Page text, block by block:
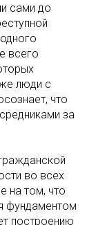
сами до
всего
люди с
что
за
во всех
на том, что
фундаментом
построению